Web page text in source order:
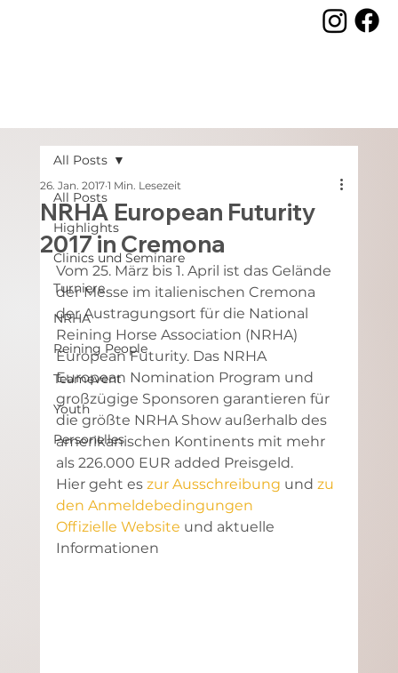
All Posts
Highlights
Clinics und Seminare
Turniere
NRHA
Reining People
Teamevent
Youth
Personelles
All Posts
NRHA European Futurity
2017 in Cremona
26. Jan. 2017 1 Min. Lesezeit
Vom 25. März bis 1. April ist das Gelände
der Messe im italienischen Cremona
der Austragungsort für die National
Reining Horse Association (NRHA)
European Futurity. Das NRHA
European Nomination Program und
großzügige Sponsoren garantieren für
die größte NRHA Show außerhalb des
amerikanischen Kontinents mit mehr
als 226.000 EUR added Preisgeld.
Hier geht es zur Ausschreibung und zu
den Anmeldebedingungen
Offizielle Website und aktuelle
Informationen